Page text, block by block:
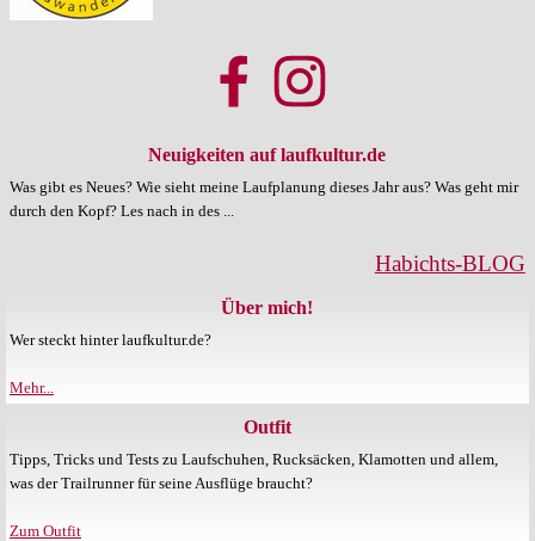
Neuigkeiten auf laufkultur.de
Was gibt es Neues? Wie sieht meine Laufplanung dieses Jahr aus? Was geht mir
durch den Kopf? Les nach in des ...
Habichts-BLOG
Über mich!
Wer steckt hinter laufkultur.de?
Mehr...
Outfit
Tipps, Tricks und Tests zu Laufschuhen, Rucksäcken, Klamotten und allem,
was der Trailrunner für seine Ausflüge braucht?
Zum Outfit